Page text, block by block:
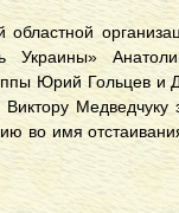
Украины»
Юрий Гольцев и
Медведчуку
во имя